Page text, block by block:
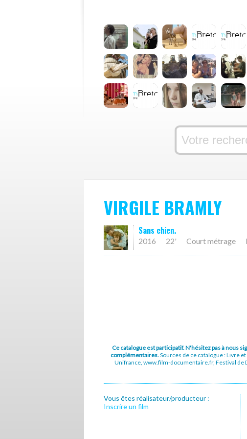
VIRGILE BRAMLY
Sans chien.
2016 22' Court métrage
Ce catalogue est participatif. N'hésitez pas à nous
complémentaires.Sources de ce catalogue : Livre
Unifrance, www.film-documentaire.fr, Festival de
Vous êtes réalisateur/producteur :
Inscrire un film